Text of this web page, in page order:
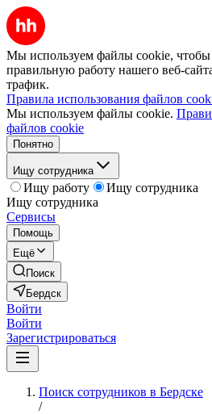
Мы используем файлы cookie, чтобы
правильную работу нашего веб-
трафик.
Правила использования файлов
Мы используем файлы cookie.
файлов cookie
Понятно
Ищу сотрудника
Ищу работу
Ищу сотрудника
Ищу сотрудника
Сервисы
Помощь
Ещё
Поиск
Бердск
Войти
Войти
Зарегистрироваться
Поиск сотрудников в Бердске
/